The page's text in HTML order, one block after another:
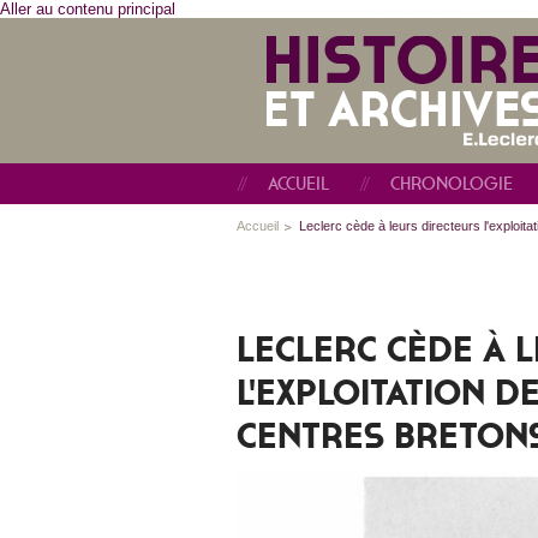
Aller au contenu principal
ACCUEIL CHRONOLOGIE
Accueil Leclerc cède à leurs directeurs
LECLERC CÈDE À
L'EXPLOITATION
CENTRES